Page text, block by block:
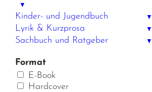
▼
Kinder- und Jugendbuch ▼
Lyrik & Kurzprosa ▼
Sachbuch und Ratgeber ▼
Format
E-Book
Hardcover